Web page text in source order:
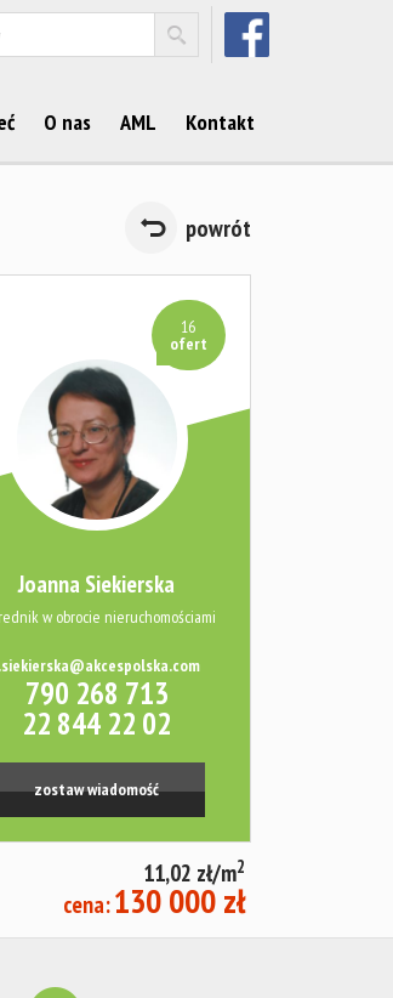
FACEBOOK
O nas AML Kontakt
powrót
16
ofert
Joanna Siekierska
w obrocie nieruchomościami
790 268 713
22 844 22 02
zostaw wiadomość
11,02 zł/m2
cena:130 000 zł